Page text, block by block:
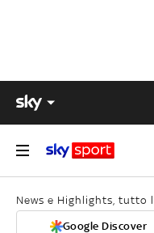
News e Highlights, tutto
Google Discover